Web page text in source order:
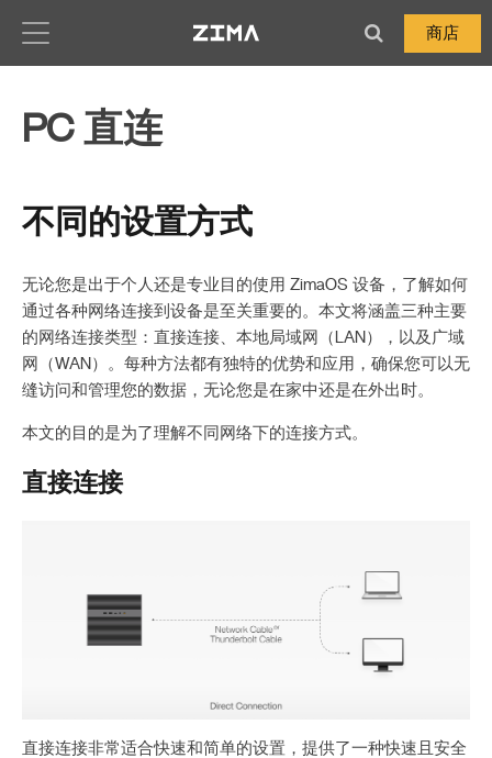
商店
PC 直连
不同的设置方式
无论您是出于个人还是专业目的使用 ZimaOS 设备，了解如何
通过各种网络连接到设备是至关重要的。本文将涵盖三种主要
的网络连接类型：直接连接、本地局域网（LAN），以及广域
网（WAN）。每种方法都有独特的优势和应用，确保您可以无
缝访问和管理您的数据，无论您是在家中还是在外出时。
本文的目的是为了理解不同网络下的连接方式。
直接连接
直接连接非常适合快速和简单的设置，提供了一种快速且安全